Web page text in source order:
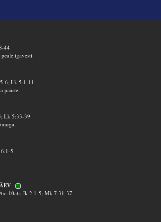
44
igavesti.
6; Lk 5:1-11
pääste.
Lk 5:33-39
5
10ab; Jk 2:1-5; Mk 7:31-37